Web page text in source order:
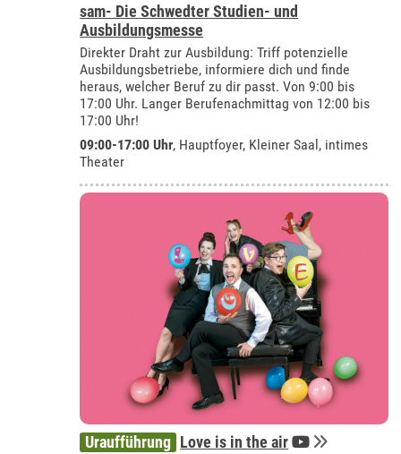
sam- Die Schwedter Studien- und
Ausbildungsmesse
Direkter Draht zur Ausbildung: Triff potenzielle
Ausbildungsbetriebe, informiere dich und finde
heraus, welcher Beruf zu dir passt. Von 9:00 bis
17:00 Uhr. Langer Berufenachmittag von 12:00 bis
17:00 Uhr!
09:00-17:00 Uhr, Hauptfoyer, Kleiner Saal, intimes
Theater
Uraufführung Love is in the air